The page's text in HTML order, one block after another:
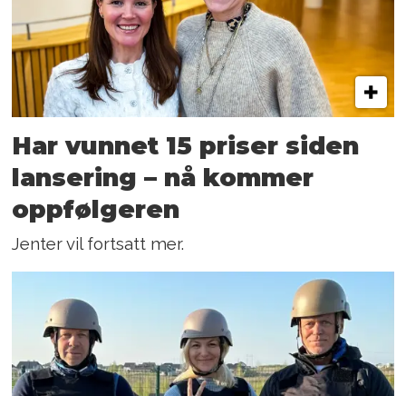
Har vunnet 15 priser siden
lansering – nå kommer
oppfølgeren
Jenter vil fortsatt mer.